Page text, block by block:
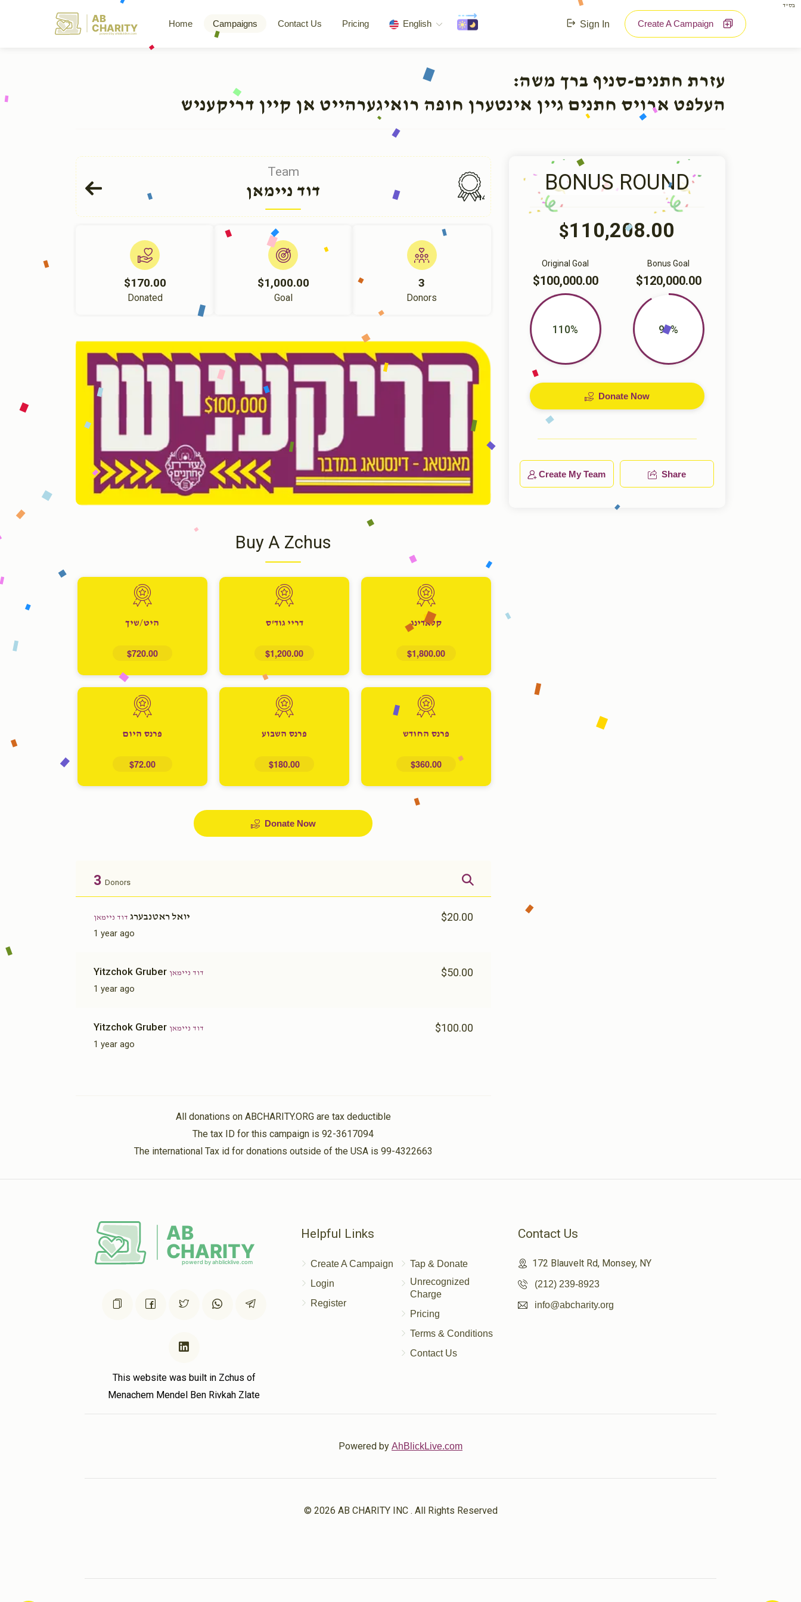
בס"ד
AB
CHARITY
powerd by ahblicklive.com
Home Campaigns Contact Us Pricing English Sign In Create A Campaign
עזרת חתנים-סניף ברך משה:
העלפט ארויס חתנים גיין אינטערן חופה רואיגערהייט אן קיין דריקעניש
Team
דוד ניימאן 148
$170.00
Donated
$1,000.00
Goal
3
Donors
Buy A Zchus
קלאדינג
$1,800.00
דריי גוד'ס
$1,200.00
היט/שיך
$720.00
פרנס החודש
$360.00
פרנס השבוע
$180.00
פרנס היום
$72.00
Donate Now
3 Donors
יואל ראטנבערג דוד ניימאן
1 year ago
$20.00
Yitzchok Gruber דוד ניימאן
1 year ago
$50.00
Yitzchok Gruber דוד ניימאן
1 year ago
$100.00
All donations on ABCHARITY.ORG are tax deductible
The tax ID for this campaign is 92-3617094
The international Tax id for donations outside of the USA is 99-4322663
BONUS ROUND
$110,208.00
Bonus Goal
$120,000.00
91%
Original Goal
$100,000.00
110%
Donate Now
Create My Team Share
This website was built in Zchus of
Menachem Mendel Ben Rivkah Zlate
Helpful Links
Create A Campaign
Login
Register
Tap & Donate
Unrecognized
Charge
Pricing
Terms & Conditions
Contact Us
Contact Us
172 Blauvelt Rd, Monsey, NY
(212) 239-8923
info@abcharity.org
Powered by AhBlickLive.com
© 2026 AB CHARITY INC . All Rights Reserved